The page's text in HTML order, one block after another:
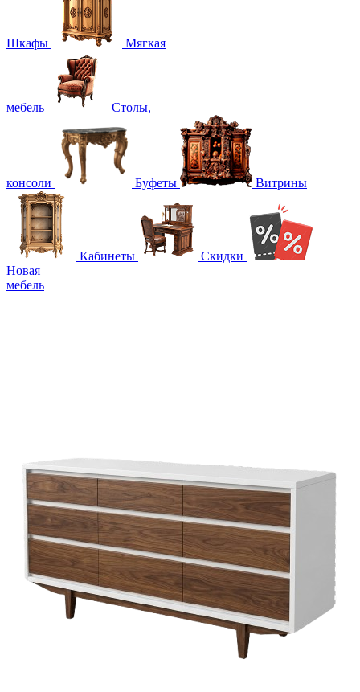
Шкафы Мягкая
мебель Столы,
консоли Буфеты Витрины
Кабинеты
Скидки
Новая
мебель